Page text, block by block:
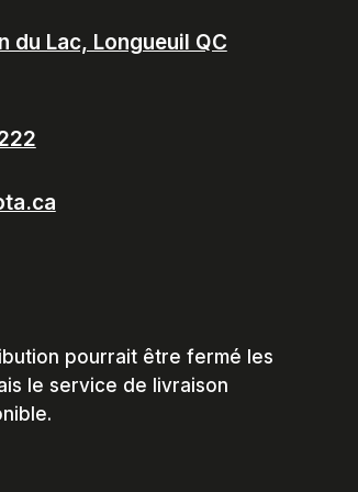
du Lac, Longueuil QC
pourrait être fermé les
le service de livraison